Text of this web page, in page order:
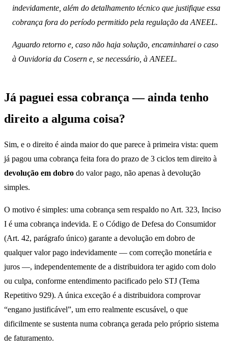
indevidamente, além do detalhamento técnico que justifique essa
cobrança fora do período permitido pela regulação da ANEEL.
Aguardo retorno e, caso não haja solução, encaminharei o caso
à Ouvidoria da Cosern e, se necessário, à ANEEL.
Já paguei essa cobrança — ainda tenho
direito a alguma coisa?
Sim, e o direito é ainda maior do que parece à primeira vista: quem
já pagou uma cobrança feita fora do prazo de 3 ciclos tem direito à
devolução em dobro do valor pago, não apenas à devolução
simples.
O motivo é simples: uma cobrança sem respaldo no Art. 323, Inciso
I é uma cobrança indevida. E o Código de Defesa do Consumidor
(Art. 42, parágrafo único) garante a devolução em dobro de
qualquer valor pago indevidamente — com correção monetária e
juros —, independentemente de a distribuidora ter agido com dolo
ou culpa, conforme entendimento pacificado pelo STJ (Tema
Repetitivo 929). A única exceção é a distribuidora comprovar
“engano justificável”, um erro realmente escusável, o que
dificilmente se sustenta numa cobrança gerada pelo próprio sistema
de faturamento.